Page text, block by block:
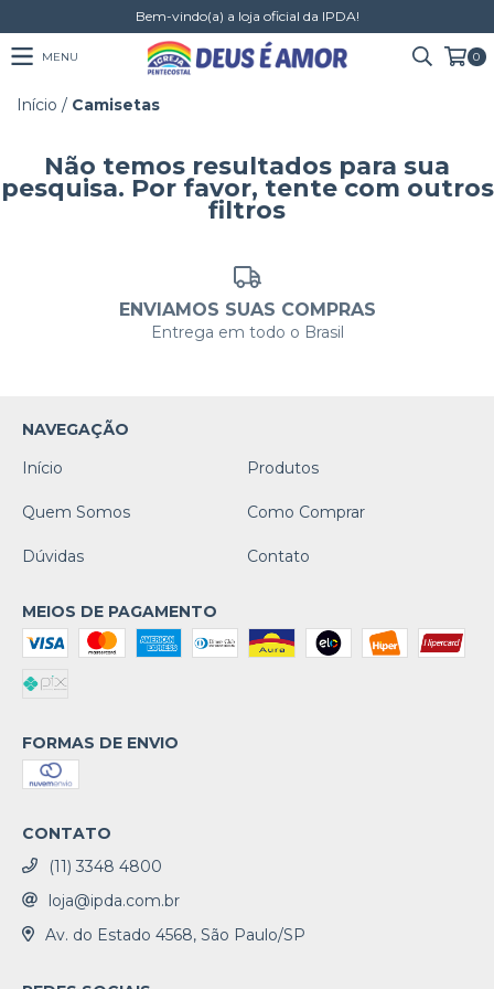
Bem-vindo(a) a loja oficial da IPDA!
MENU 0
Início / Camisetas
Não temos resultados para sua
pesquisa. Por favor, tente com outros
filtros
ENVIAMOS SUAS COMPRAS
Entrega em todo o Brasil
NAVEGAÇÃO
Início
Produtos
Quem Somos Como Comprar
Dúvidas Contato
MEIOS DE PAGAMENTO
FORMAS DE ENVIO
CONTATO
(11) 3348 4800
loja@ipda.com.br
Av. do Estado 4568, São Paulo/SP